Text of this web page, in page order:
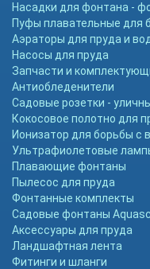
Насадки для фонтана -
Пуфы плавательные для
Аэраторы для пруда и
Насосы для пруда
Запчасти и
Антиобледенители
Садовые розетки -
Кокосовое полотно для
Ионизатор для борьбы с
Ультрафиолетовые
Плавающие фонтаны
Пылесос для пруда
Фонтанные комплекты
Садовые фонтаны
Аксессуары для пруда
Ландшафтная лента
Фитинги и шланги